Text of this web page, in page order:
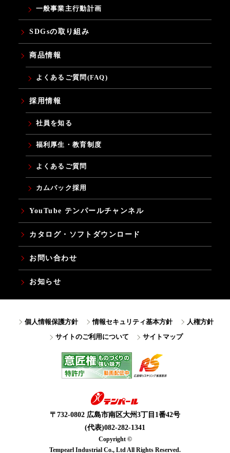
一般事業主行動計画
SDGsの取り組み
商品情報
よくあるご質問(FAQ)
採用情報
社員を知る
福利厚生・教育制度
よくあるご質問
カムバック採用
YouTube テンパールチャンネル
カタログ・ソフトダウンロード
お問い合わせ
お知らせ
個人情報保護方針 情報セキュリティ基本方針
人権方針
サイトのご利用について
サイトマップ
〒732-0802 広島市南区大州3丁目1番42号
(代表)082-282-1341
Copyright ©
Tempearl Industrial Co., Ltd All Rights Reserved.